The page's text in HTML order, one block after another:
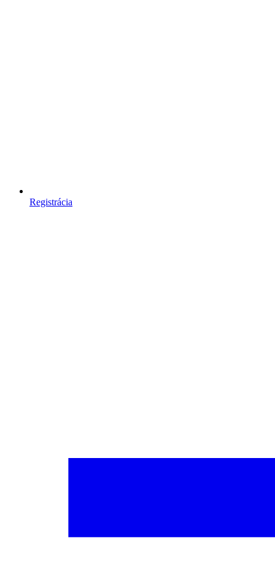
Registrácia